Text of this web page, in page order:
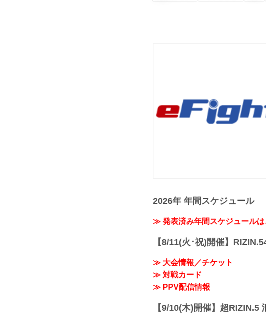
2026年 年間スケジュール
≫ 発表済み年間スケジュールは
【8/11(火･祝)開催】
≫ 大会情報／チケット
≫ 対戦カード
≫ PPV配信情報
【9/10(木)開催】超RIZIN.5